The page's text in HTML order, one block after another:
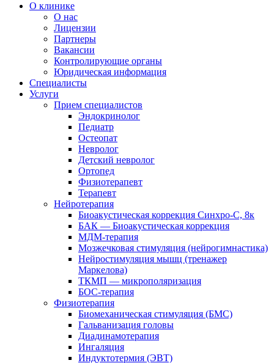
О клинике
О нас
Лицензии
Партнеры
Вакансии
Контролирующие органы
Юридическая информация
Специалисты
Услуги
Прием специалистов
Эндокринолог
Педиатр
Остеопат
Невролог
Детский невролог
Ортопед
Физиотерапевт
Терапевт
Нейротерапия
Биоакустическая коррекция Синхро-С, 8к
БАК — Биоакустическая коррекция
МДМ-терапия
Мозжечковая стимуляция (нейрогимнастика)
Нейростимуляция мышц (тренажер
Маркелова)
ТКМП — микрополяризация
БОС-терапия
Физиотерапия
Биомеханическая стимуляция (БМС)
Гальванизация головы
Диадинамотерапия
Ингаляция
Индуктотермия (ЭВТ)